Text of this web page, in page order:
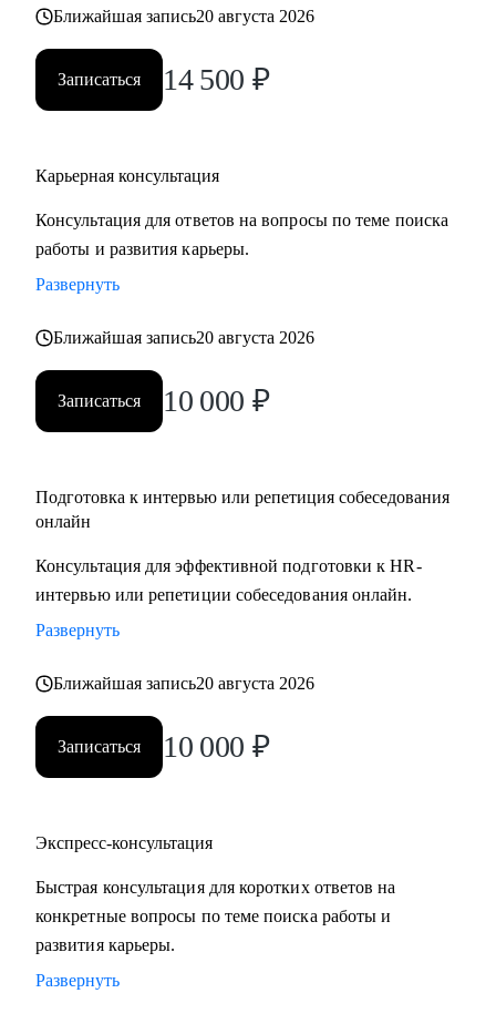
• часто меняли работу;
• захотели вернуться из фриланса, своего бизнеса в найм;
• хотите сменить профессию, но не знаете, как грамотно
построить поиск работы.
Ближайшая запись20 августа 2026
Записаться 14 500 ₽
Карьерная консультация
Консультация для ответов на вопросы по теме поиска
работы и развития карьеры.
Развернуть
Ближайшая запись20 августа 2026
Записаться 10 000 ₽
Подготовка к интервью или репетиция собеседования
онлайн
Консультация для эффективной подготовки к HR-
интервью или репетиции собеседования онлайн.
Развернуть
Ближайшая запись20 августа 2026
Записаться 10 000 ₽
Экспресс-консультация
Быстрая консультация для коротких ответов на
конкретные вопросы по теме поиска работы и
развития карьеры.
Развернуть